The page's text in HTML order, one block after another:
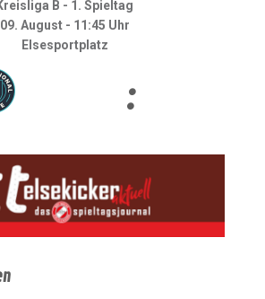
B - 1. Spieltag
09. August - 11:45 Uhr
Elsesportplatz
: